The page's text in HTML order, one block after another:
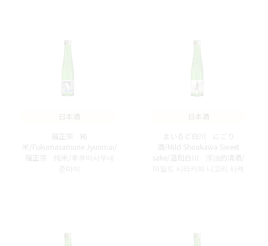
日本酒
福正宗 純
米/Fukumasamune Jyunmai/
福正宗 纯米/후쿠마사무네
日本酒
まいるど白川 にごり
酒/Mild Shirakawa Sweet
sake/温和白川 浑浊的清酒/
마일드 시라카와 니고리 사케